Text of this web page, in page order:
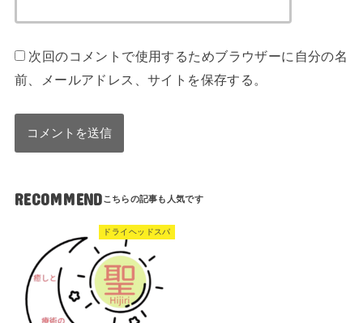
次回のコメントで使用するためブラウザーに自分の名
前、メールアドレス、サイトを保存する。
RECOMMEND
ドライヘッドスパ